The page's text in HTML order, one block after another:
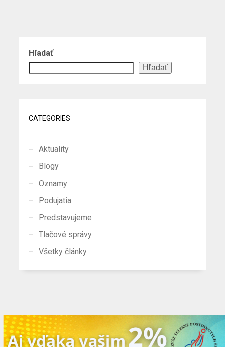
Hľadať
Hľadať
CATEGORIES
Aktuality
Blogy
Oznamy
Podujatia
Predstavujeme
Tlačové správy
Všetky články